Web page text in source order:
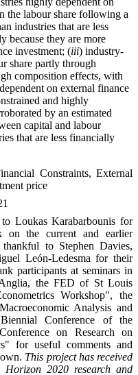
the labour share following a
industries that are less
because they are more
investment; (iii) industry-
share partly through
composition effects, with
on external finance
and highly
by an estimated
capital and labour
that are less financially
Constraints, External
price
Loukas Karabarbounis for
on the current and earlier
to Stephen Davies,
León-Ledesma for their
participants at seminars in
the FED of St Louis
Workshop", the
Analysis and
Conference of the
on Research on
for useful comments and
This project has received
2020 research and